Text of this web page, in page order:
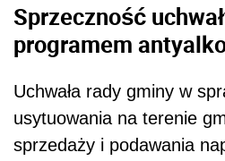
Sprzeczność
programem
Uchwała rady gminy w
usytuowania na terenie
sprzedaży i podawania